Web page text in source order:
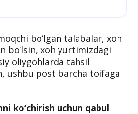
bo‘lgan talabalar, xoh
bo‘lsin, xoh yurtimizdagi
ushbu post barcha toifaga